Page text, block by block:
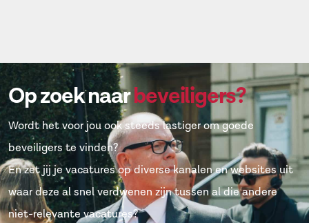
ziet […]
Op zoek naarbeveiligers?
Wordt het voor jou ook steeds lastiger om goede
beveiligers te vinden?
En zet jij je vacatures op diverse kanalen en websites uit
waar deze al snel verdwenen zijn tussen al die andere
niet-relevante vacatures?